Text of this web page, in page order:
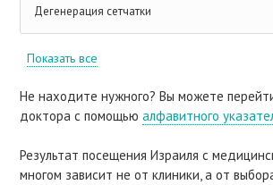
Дегенерация сетчатки
Показать все
Не находите нужного? Вы можете
доктора с помощьюалфавитного
Результат посещения Израиля с
многом зависит не от клиники, а от